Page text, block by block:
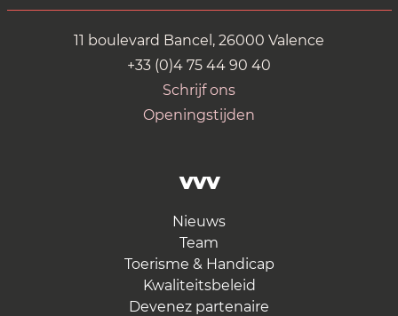
11 boulevard Bancel, 26000 Valence
+33 (0)4 75 44 90 40
Schrijf ons
Openingstijden
VVV
Nieuws
Team
Toerisme & Handicap
Kwaliteitsbeleid
Devenez partenaire